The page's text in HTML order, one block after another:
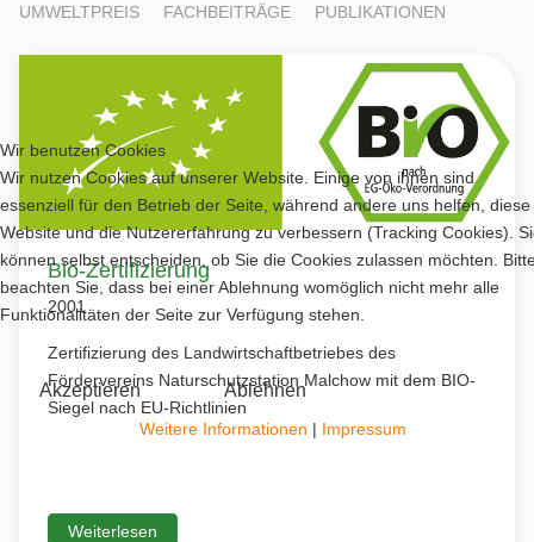
UMWELTPREIS
FACHBEITRÄGE PUBLIKATIONEN
Bio-Zertifizierung
2001
Zertifizierung des Landwirtschaftbetriebes des
Fördervereins Naturschutzstation Malchow mit dem BIO-
Siegel nach EU-Richtlinien
Weiterlesen
Wir benutzen Cookies
Wir nutzen Cookies auf unserer Website. Einige von ihnen sind
essenziell für den Betrieb der Seite, während andere uns helfen, diese
Website und die Nutzererfahrung zu verbessern (Tracking Cookies).
können selbst entscheiden, ob Sie die Cookies zulassen möchten.
beachten Sie, dass bei einer Ablehnung womöglich nicht mehr alle
Funktionalitäten der Seite zur Verfügung stehen.
Akzeptieren Ablehnen
Weitere Informationen | Impressum